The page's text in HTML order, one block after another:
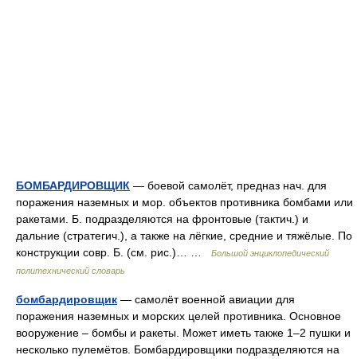
БОМБАРДИРОВЩИК — боевой самолёт, предназ нач. для
поражения наземных и мор. объектов противника бомбами или
ракетами. Б. подразделяются на фронтовые (тактич.) и
дальние (стратегич.), а также на лёгкие, средние и тяжёлые. По
конструкции совр. Б. (см. рис.)… …
Большой энциклопедический
политехнический словарь
бомбардировщик — самолёт военной авиации для
поражения наземных и морских целей противника. Основное
вооружение – бомбы и ракеты. Может иметь также 1–2 пушки и
несколько пулемётов. Бомбардировщики подразделяются на